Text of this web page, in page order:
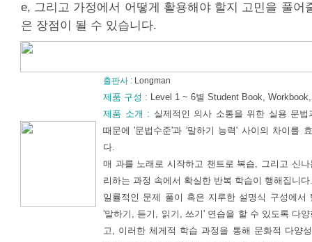
e, 그리고 가정에서 어떻게 활용해야 할지 고민을 풀어
은 장점이 될 수 있습니다.
출판사 : Longman
제품 구성 : Level 1 ~ 6별 Student Book,
제품 소개 : 실제적인 의사 소통을 위한 실용 문법
때문에 '문법수준'과 '말하기 능력' 사이의 차이를
다.
매 과를 노래로 시작하고 챈트로 복습, 그리고 신
리하는 과정 속에서 확실한 반복 학습이 행해집니다.
일률적인 문제 풀이 혹은 지루한 설명식 구성에서
'말하기, 듣기, 읽기, 쓰기' 연습을 할 수 있도록 다
고, 이러한 체게적 학습 과정을 통해 문화적 다양